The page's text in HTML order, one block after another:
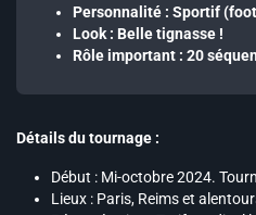
Personnalité : Sportif
Look : Belle tignasse !
Rôle important : 20
Détails du tournage :
Début : Mi-octobre 2024.
Lieux : Paris, Reims et